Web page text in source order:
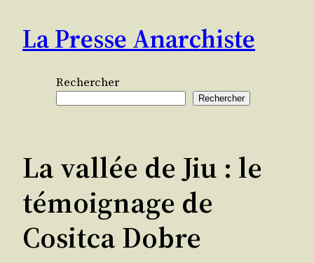
contenu
La Presse Anarchiste
Rechercher
Rechercher
La vallée de Jiu : le
témoignage de
Cositca Dobre